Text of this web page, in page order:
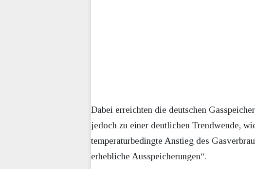
Dabei erreichten die deutschen
jedoch zu einer deutlichen Trendwende,
temperaturbedingte Anstieg des
erhebliche Ausspeicherungen“.